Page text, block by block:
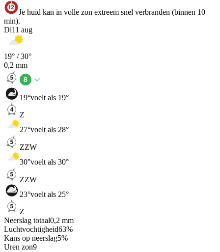
Je huid kan in volle zon extreem snel verbranden (binnen 10
min).
Di11 aug
19° /30°
0,2 mm
19°voelt als 19°
Z
27°voelt als 28°
ZZW
30°voelt als 30°
ZZW
23°voelt als 25°
Z
Neerslag totaal0,2 mm
Luchtvochtigheid63%
Kans op neerslag5%
Uren zon9